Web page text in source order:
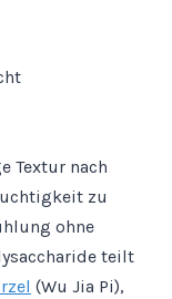
Textur nach
zu
ohne
teilt
(Wu Jia Pi),